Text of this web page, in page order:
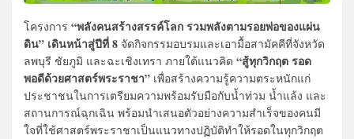
โครงการ “พลังคนสร้างสรรค์โลก รวมพลังตามรอยพ่อของแผ่น
ดิน” เดินหน้าสู่ปีที่ 8 จัดกิจกรรมอบรมและเอามื้อสามัคคีที่จังหวัด
ลพบุรี ชัยภูมิ และฉะเชิงเทรา ภายใต้แนวคิด “สู้ทุกวิกฤต รอด
พอดีด้วยศาสตร์พระราชา” เพื่อสร้างความรู้ความตระหนักแก่
ประชาชนในการเตรียมความพร้อมรับมือกับน้ำท่วม น้ำแล้ง และ
สถานการณ์ฉุกเฉิน พร้อมนำเสนอตัวอย่างความสำเร็จของคนมี
ใจที่ใช้ศาสตร์พระราชาเป็นแนวทางปฏิบัติทำให้รอดในทุกวิกฤต